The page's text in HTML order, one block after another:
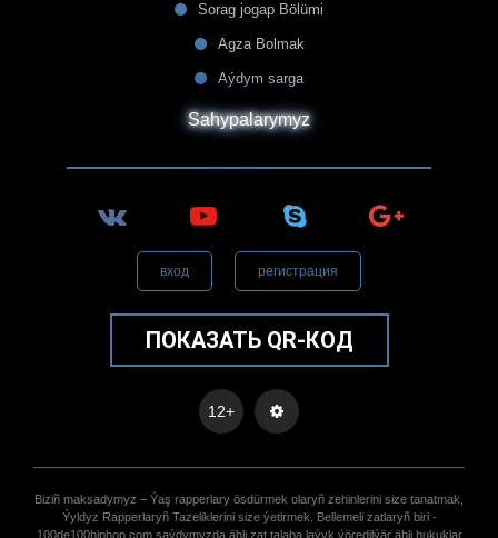
Sorag jogap Bölümi
Agza Bolmak
Aýdym sarga
Sahypalarymyz
вход регистрация
ПОКАЗАТЬ QR-КОД
12+
Biziñ maksadymyz – Ýaş rapperlary ösdürmek olaryñ zehinlerini size tanatmak,
Ýyldyz Rapperlaryñ Tazeliklerini size ýetirmek. Bellemeli zatlaryñ biri -
100de100hiphop.com saýdymyzda ähli zat talaba laýyk ýöredilýär ähli hukuklar